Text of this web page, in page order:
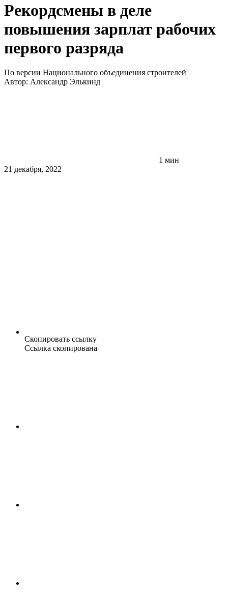
Рекордсмены в деле
повышения зарплат рабочих
первого разряда
По версии Национального объединения строителей
Автор: Александр Элькинд
1 мин
21 декабря, 2022
Скопировать ссылку
Ссылка скопирована